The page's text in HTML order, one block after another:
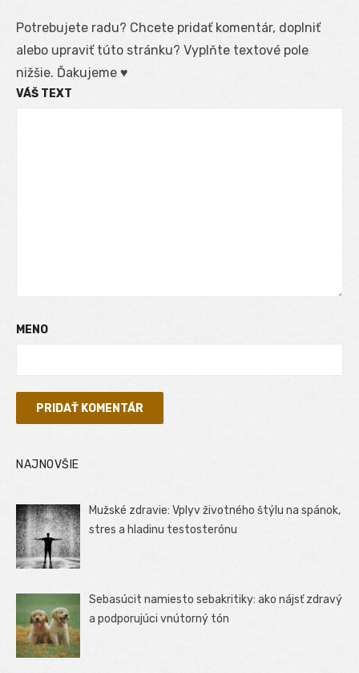
Potrebujete radu? Chcete pridať komentár, doplniť
alebo upraviť túto stránku? Vyplňte textové pole
nižšie. Ďakujeme ♥
VÁŠ TEXT
MENO
NAJNOVŠIE
Mužské zdravie: Vplyv životného štýlu na spánok,
stres a hladinu testosterónu
Sebasúcit namiesto sebakritiky: ako nájsť zdravý
a podporujúci vnútorný tón